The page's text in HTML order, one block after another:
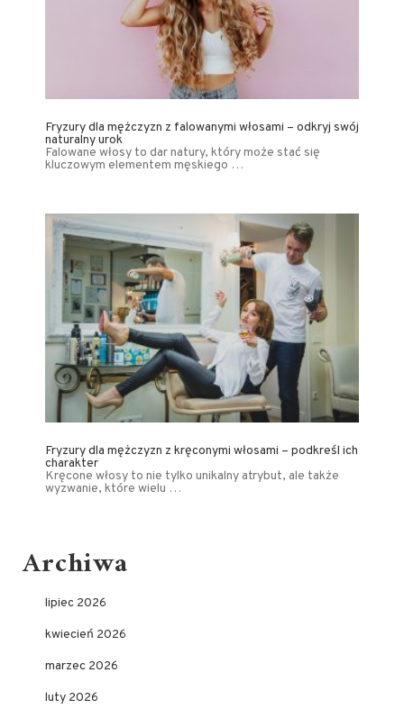
Fryzury dla mężczyzn z falowanymi włosami – odkryj swój
naturalny urok
Falowane włosy to dar natury, który może stać się
kluczowym elementem męskiego …
Fryzury dla mężczyzn z kręconymi włosami – podkreśl ich
charakter
Kręcone włosy to nie tylko unikalny atrybut, ale także
wyzwanie, które wielu …
Archiwa
lipiec 2026
kwiecień 2026
marzec 2026
luty 2026